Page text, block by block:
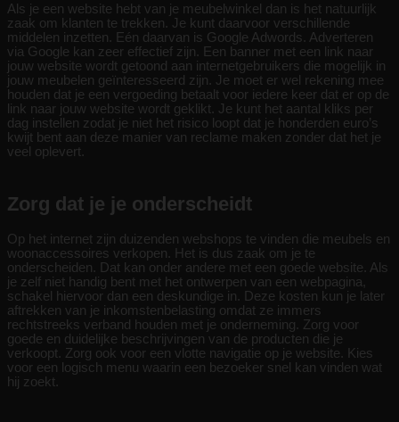
Als je een website hebt van je meubelwinkel dan is het natuurlijk
zaak om klanten te trekken. Je kunt daarvoor verschillende
middelen inzetten. Eén daarvan is Google Adwords. Adverteren
via Google kan zeer effectief zijn. Een banner met een link naar
jouw website wordt getoond aan internetgebruikers die mogelijk in
jouw meubelen geïnteresseerd zijn. Je moet er wel rekening mee
houden dat je een vergoeding betaalt voor iedere keer dat er op de
link naar jouw website wordt geklikt. Je kunt het aantal kliks per
dag instellen zodat je niet het risico loopt dat je honderden euro’s
kwijt bent aan deze manier van reclame maken zonder dat het je
veel oplevert.
Zorg dat je je onderscheidt
Op het internet zijn duizenden webshops te vinden die meubels en
woonaccessoires verkopen. Het is dus zaak om je te
onderscheiden. Dat kan onder andere met een goede website. Als
je zelf niet handig bent met het ontwerpen van een webpagina,
schakel hiervoor dan een deskundige in. Deze kosten kun je later
aftrekken van je inkomstenbelasting omdat ze immers
rechtstreeks verband houden met je onderneming. Zorg voor
goede en duidelijke beschrijvingen van de producten die je
verkoopt. Zorg ook voor een vlotte navigatie op je website. Kies
voor een logisch menu waarin een bezoeker snel kan vinden wat
hij zoekt.